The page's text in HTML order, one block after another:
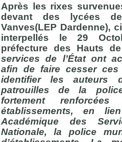
Après les rixes
devant des lycées de
Vanves(LEP Dardenne),
interpellés le 29
préfecture des Hauts
services de l’État ont
afin de faire cesser
identifier les auteurs
patrouilles de la
fortement
établissements, en
Académique des
Nationale, la police